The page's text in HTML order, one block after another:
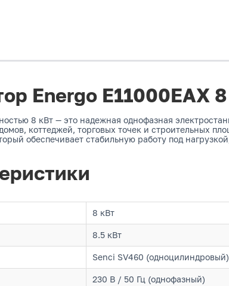
Energo E11000EAX
8 кВт — это надежная однофазная
коттеджей, торговых точек и строительных
обеспечивает стабильную работу под
8 кВт
8.5 кВт
Senci SV460 (одноцилиндровый)
230 В / 50 Гц (однофазный)